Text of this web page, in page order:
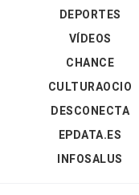
DEPORTES
VÍDEOS
CHANCE
CULTURAOCIO
DESCONECTA
EPDATA.ES
INFOSALUS